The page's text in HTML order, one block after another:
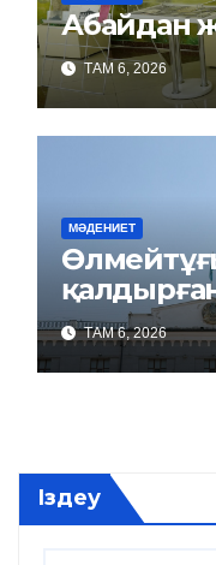
ТАМ 6, 2026
МӘДЕНИЕТ
ТАМ 6, 2026
Іздеу